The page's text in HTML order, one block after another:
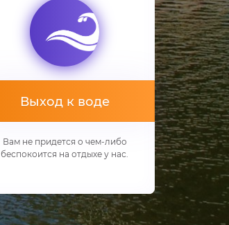
Выход к воде
Вам не придется о чем-либо
беспокоится на отдыхе у нас.